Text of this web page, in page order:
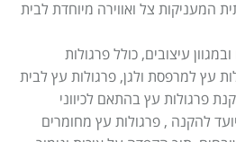
המעניקות צל ואווירה מיוחדת לבית
עיצובים, כולל פרגולות
עץ למרפסת ולגן, פרגולות עץ לבית
פרגולות עץ בהתאם לכיווני
להקנה , פרגולות עץ מחומרים